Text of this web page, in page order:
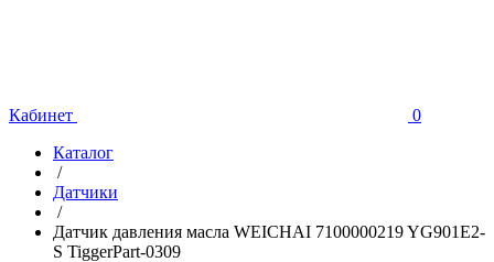
Кабинет
0
Каталог
/
Датчики
/
Датчик давления масла WEICHAI 7100000219 YG901E2-
S TiggerPart-0309